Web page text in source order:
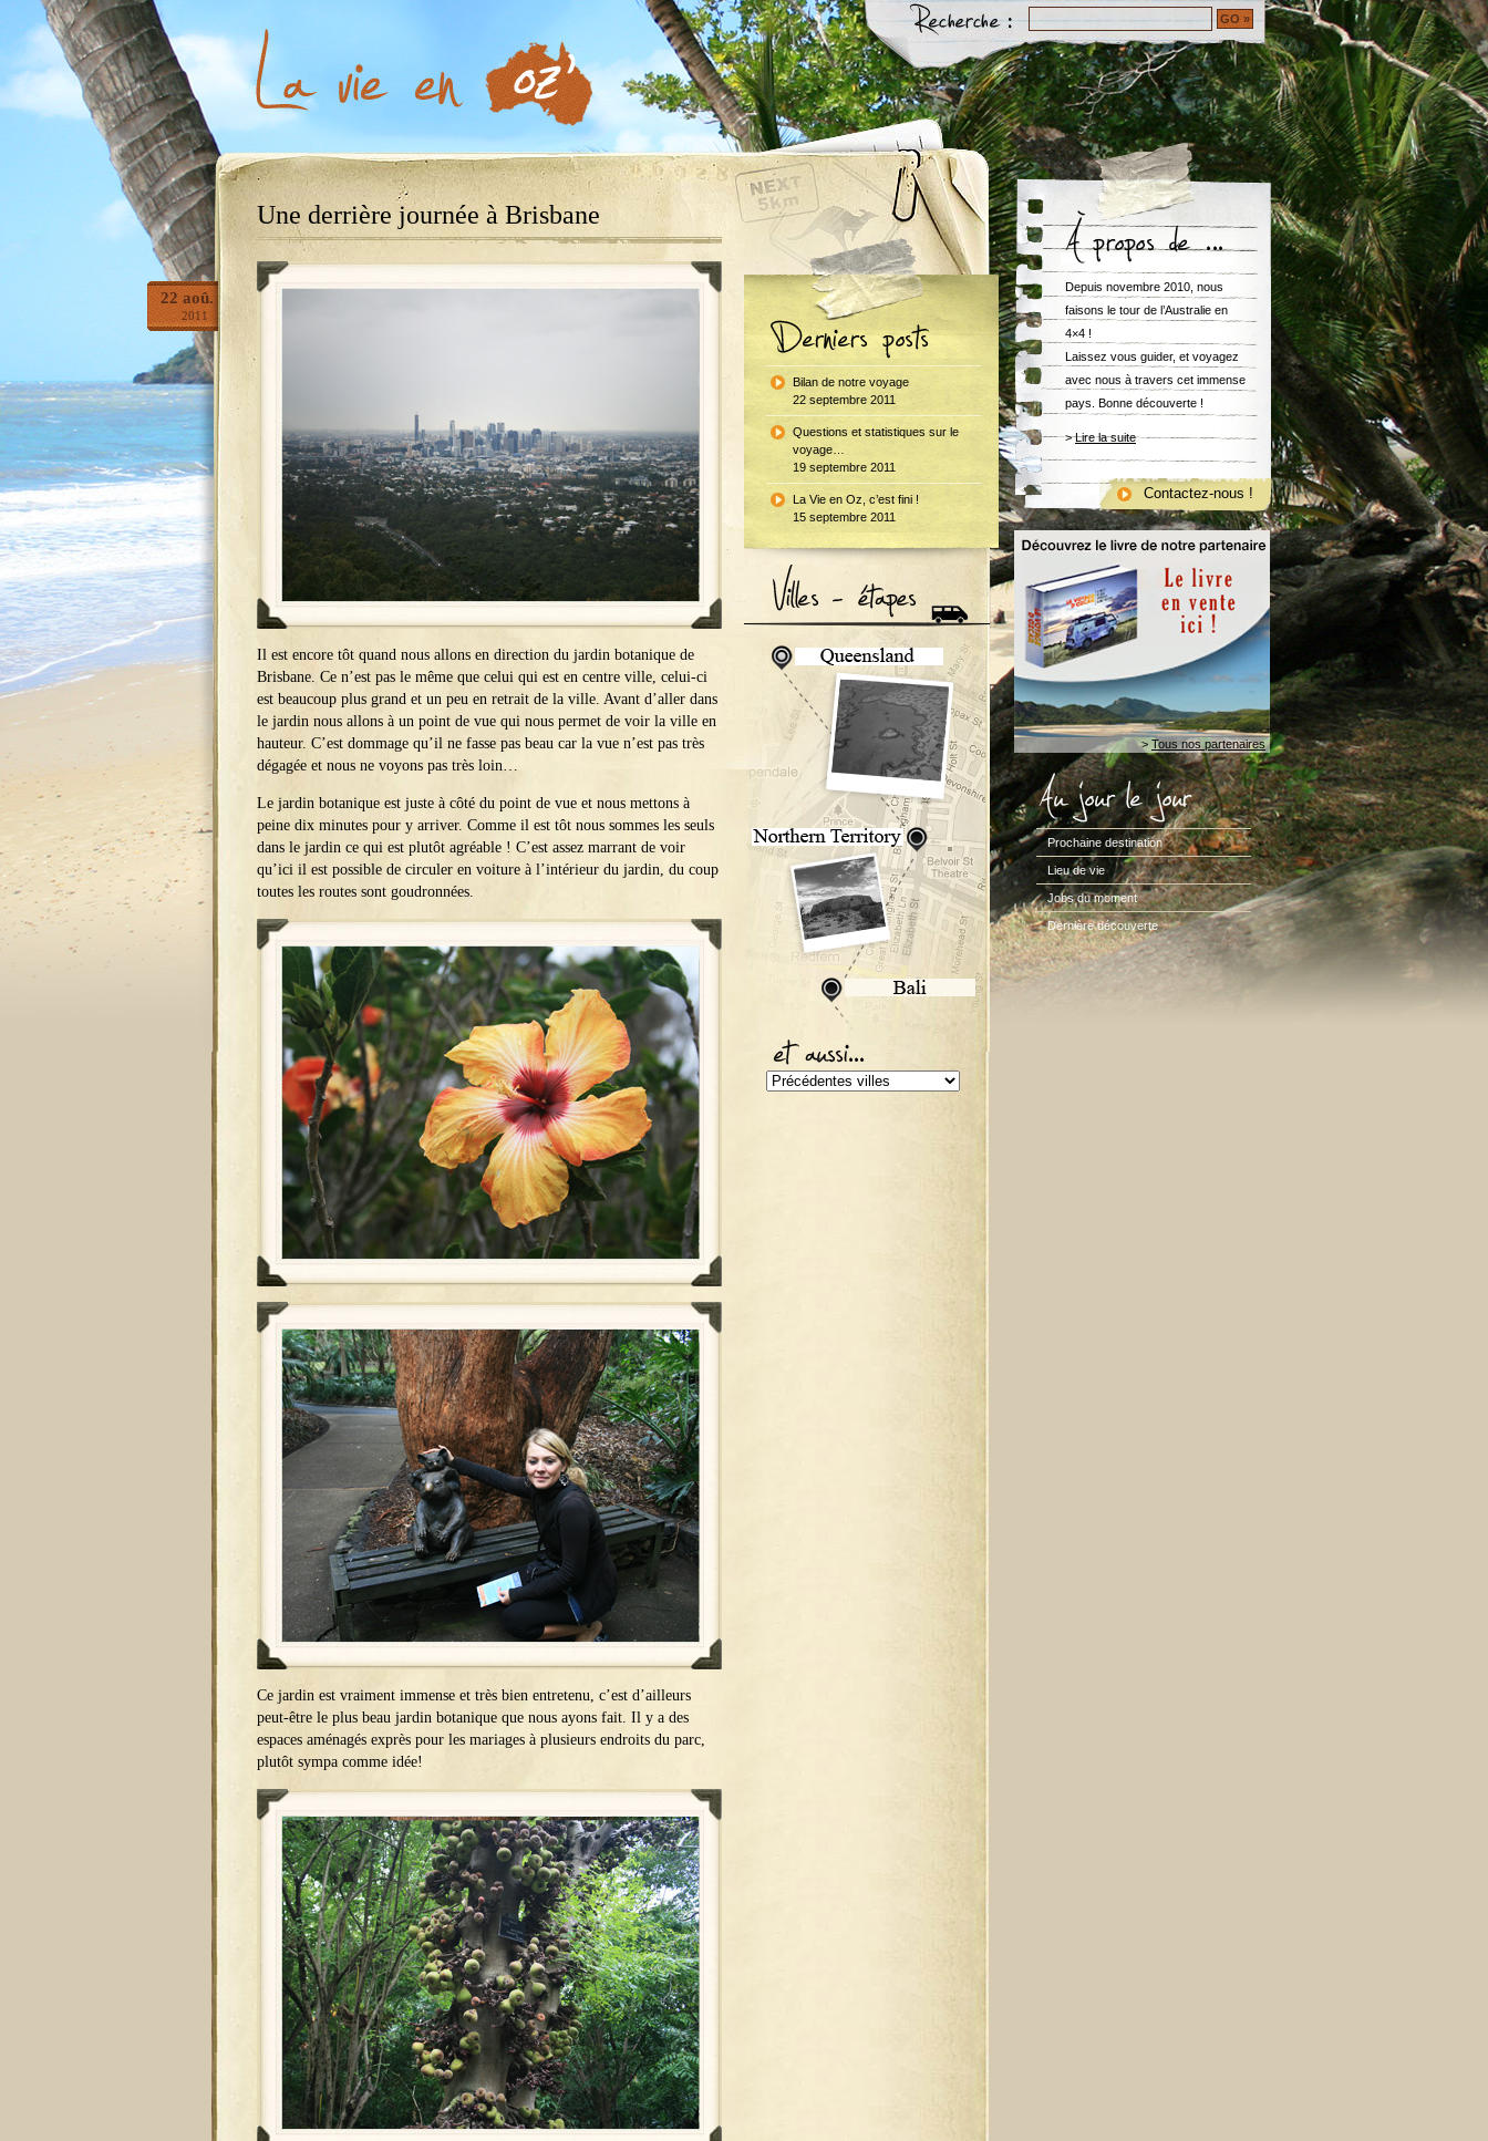
Une derrière journée à Brisbane
22aoû.
2011
Il est encore tôt quand nous allons en direction du jardin botanique de
Brisbane. Ce n’est pas le même que celui qui est en centre ville, celui-ci
est beaucoup plus grand et un peu en retrait de la ville. Avant d’aller dans
le jardin nous allons à un point de vue qui nous permet de voir la ville en
hauteur. C’est dommage qu’il ne fasse pas beau car la vue n’est pas très
dégagée et nous ne voyons pas très loin…
Le jardin botanique est juste à côté du point de vue et nous mettons à
peine dix minutes pour y arriver. Comme il est tôt nous sommes les seuls
dans le jardin ce qui est plutôt agréable ! C’est assez marrant de voir
qu’ici il est possible de circuler en voiture à l’intérieur du jardin, du coup
toutes les routes sont goudronnées.
Ce jardin est vraiment immense et très bien entretenu, c’est d’ailleurs
peut-être le plus beau jardin botanique que nous ayons fait. Il y a des
espaces aménagés exprès pour les mariages à plusieurs endroits du parc,
plutôt sympa comme idée!
Bilan de notre voyage
22 septembre 2011
Questions et statistiques sur le
voyage…
19 septembre 2011
La Vie en Oz, c’est fini !
15 septembre 2011
Depuis novembre 2010, nous
faisons le tour de l’Australie en
4×4 !
Laissez vous guider, et voyagez
avec nous à travers cet immense
pays. Bonne découverte !
>Lire la suite
.
Contactez-nous !
> Tous nos partenaires
Prochaine destination
Lieu de vie
Jobs du moment
Dernière découverte